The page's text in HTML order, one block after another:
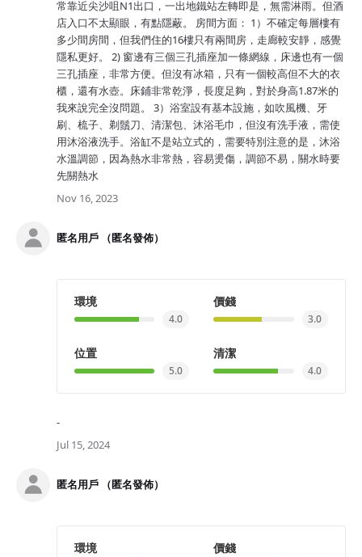
常靠近尖沙咀N1出口，一出地鐵站左轉即是，無需淋雨。但酒
店入口不太顯眼，有點隱蔽。 房間方面： 1）不確定每層樓有
多少間房間，但我們住的16樓只有兩間房，走廊較安靜，感覺
隱私更好。 2) 窗邊有三個三孔插座加一條網線，床邊也有一個
三孔插座，非常方便。但沒有冰箱，只有一個較高但不大的衣
櫃，還有水壺。床鋪非常乾淨，長度足夠，對於身高1.87米的
我來說完全沒問題。 3）浴室設有基本設施，如吹風機、牙
刷、梳子、剃鬚刀、清潔包、沐浴毛巾，但沒有洗手液，需使
用沐浴液洗手。浴缸不是站立式的，需要特別注意的是，沐浴
水溫調節，因為熱水非常熱，容易燙傷，調節不易，關水時要
先關熱水
Nov 16, 2023
匿名用戶 （匿名發佈）
環境
4.0
價錢
3.0
位置
5.0
清潔
4.0
-
Jul 15, 2024
匿名用戶 （匿名發佈）
環境 價錢